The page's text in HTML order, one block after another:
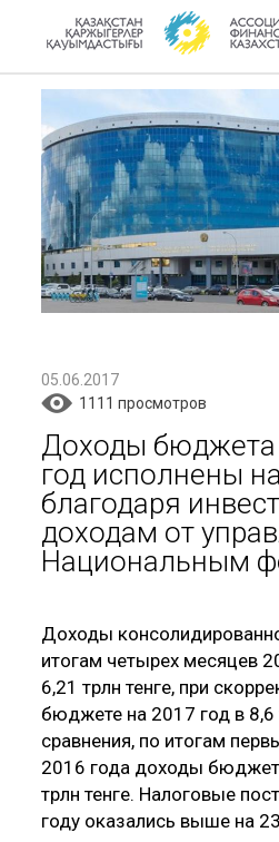
05.06.2017
1111 просмотров
Доходы бюджета
год исполнены
благодаря
доходам от
Национальным
Доходы
итогам четырех месяцев
6,21 трлн тенге, при
бюджете на 2017 год в 8,6
сравнения, по итогам
2016 года доходы
трлн тенге. Налоговые
году оказались выше на